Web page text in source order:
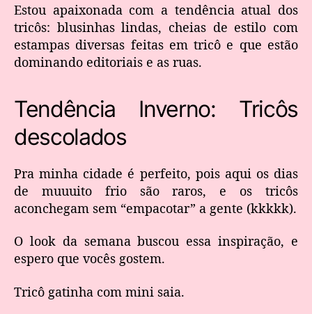
Estou apaixonada com a tendência atual dos
tricôs: blusinhas lindas, cheias de estilo com
estampas diversas feitas em tricô e que estão
dominando editoriais e as ruas.
Tendência Inverno: Tricôs
descolados
Pra minha cidade é perfeito, pois aqui os dias
de muuuito frio são raros, e os tricôs
aconchegam sem “empacotar” a gente (kkkkk).
O look da semana buscou essa inspiração, e
espero que vocês gostem.
Tricô gatinha com mini saia.